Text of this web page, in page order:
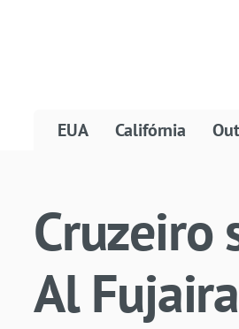
EUA Califórnia
Cruzeiro
Al